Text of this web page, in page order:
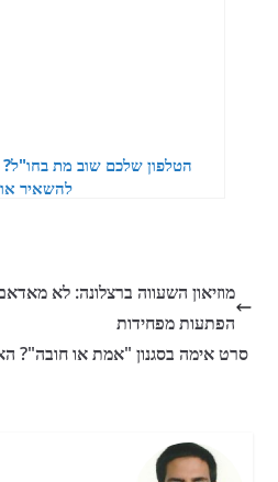
להשאיר
מוזיאון השעווה ברצלונה: לא
הפתעות מפחידות
סרט אימה בסגנון "אמת או חובה"?